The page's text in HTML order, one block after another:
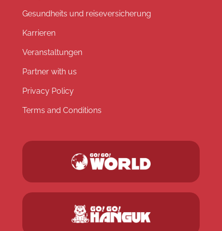
Gesundheits und reiseversicherung
Karrieren
Veranstaltungen
Partner with us
Privacy Policy
Terms and Conditions